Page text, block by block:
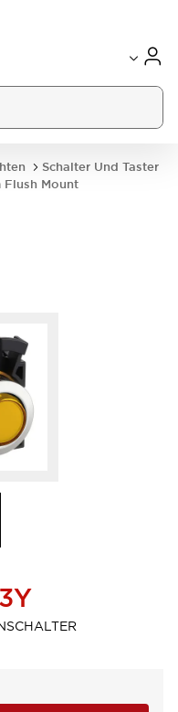
Schalter Und Taster
Flush Mount